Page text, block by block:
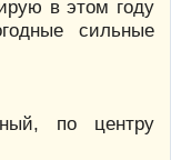
в этом году
сильные
по центру